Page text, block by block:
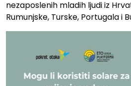
nezaposlenih mladih ljudi iz
Rumunjske, Turske, Portugala i